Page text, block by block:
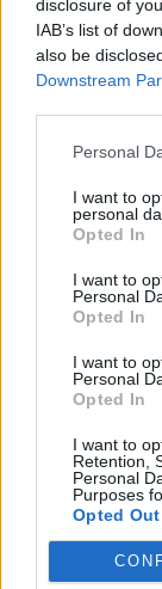
disclosure of
IAB’s list of
also be
Downstream
Personal
I want to
personal
Opted In
I want to
Personal
Opted In
I want to
Personal
Opted In
I want to
Retention,
Personal
Purposes
Opted Out
Karinis ir
Ukrainos
vietą
nusivylimui
Pasaulis
Eldoradas
Ukrainos:
pasiekia ir